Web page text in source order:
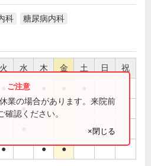
科 糖尿病内科
火 水 木 金 土 日 祝
●
● ● ●
業の場合があります。来院前
認ください。
×閉じる